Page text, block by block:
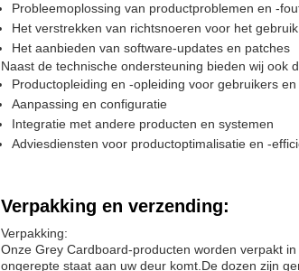
Probleemoplossing van productproblemen en -
Het verstrekken van richtsnoeren voor het
Het aanbieden van software-updates en patches
Naast de technische ondersteuning bieden wij ook
Productopleiding en -opleiding voor gebruikers
Aanpassing en configuratie
Integratie met andere producten en systemen
Adviesdiensten voor productoptimalisatie en -
Verpakking en verzending:
Verpakking:
Onze Grey Cardboard-producten worden verpakt
ongerepte staat aan uw deur komt.De dozen zijn